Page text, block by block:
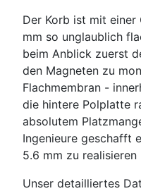
Der Korb ist mit einer
mm so unglaublich
beim Anblick zuerst
den Magneten zu
Flachmembran -
die hintere Polplatte
absolutem
Ingenieure geschafft
5.6 mm zu realisieren
Unser detailliertes